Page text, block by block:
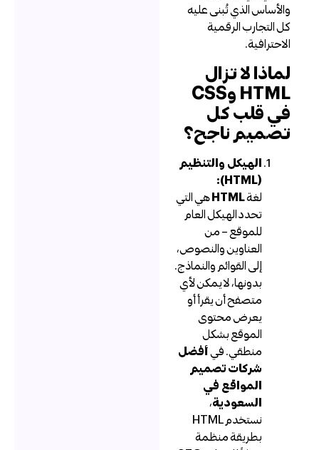
والأساس الذي تُبنى عليه
كل التجارب الرقمية
الاحترافية.
لماذا لا تزال
HTML وCSS
في قلب كل
تصميم ناجح؟
الهيكل والتنظيم
HTMLهي التي
تحدد الهيكل العام
للموقع – من
العناوين والنصوص،
إلى القوائم والنماذج.
بدونها، لا يمكن لأي
متصفح أن يقرأ أو
يعرض محتوى
الموقع بشكل
منطقي. فيأفضل
شركات تصميم
المواقع في
السعودية،
نستخدم HTML
بطريقة منظمة